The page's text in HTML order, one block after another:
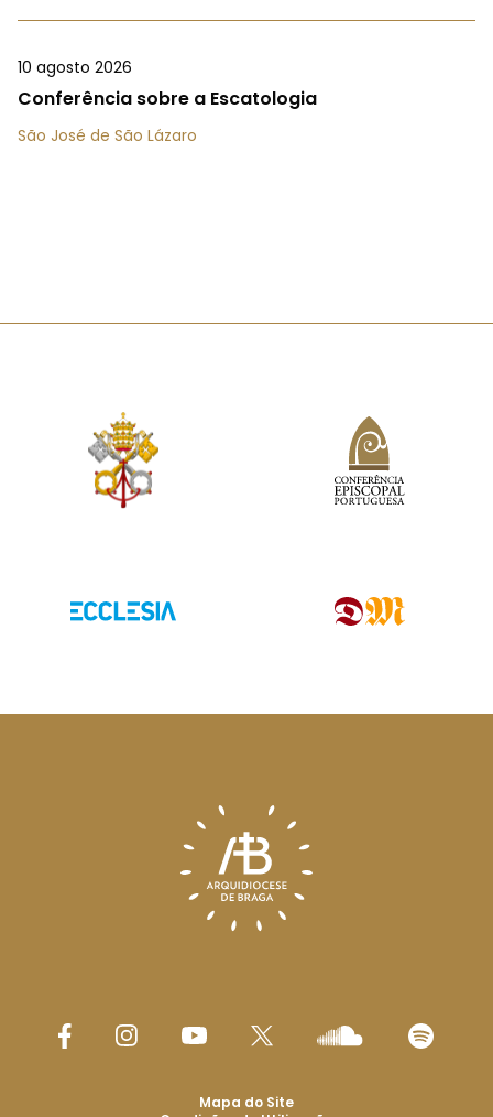
10 agosto 2026
Conferência sobre a Escatologia
São José de São Lázaro
Mapa do Site